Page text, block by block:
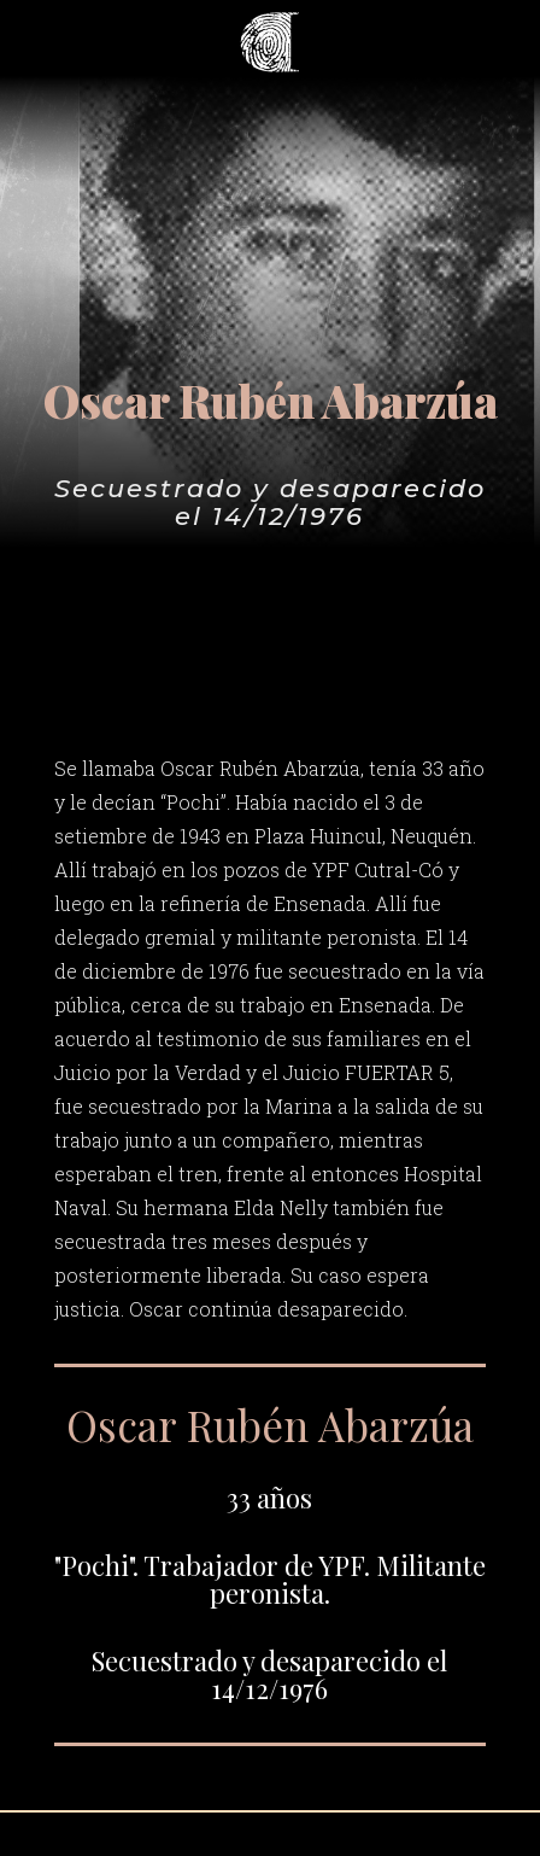
Oscar Rubén Abarzúa
Secuestrado y desaparecido
el 14/12/1976
Se llamaba Oscar Rubén Abarzúa, tenía 33 año
y le decían “Pochi”. Había nacido el 3 de
setiembre de 1943 en Plaza Huincul, Neuquén.
Allí trabajó en los pozos de YPF Cutral-Có y
luego en la refinería de Ensenada. Allí fue
delegado gremial y militante peronista. El 14
de diciembre de 1976 fue secuestrado en la vía
pública, cerca de su trabajo en Ensenada. De
acuerdo al testimonio de sus familiares en el
Juicio por la Verdad y el Juicio FUERTAR 5,
fue secuestrado por la Marina a la salida de su
trabajo junto a un compañero, mientras
esperaban el tren, frente al entonces Hospital
Naval. Su hermana Elda Nelly también fue
secuestrada tres meses después y
posteriormente liberada. Su caso espera
justicia. Oscar continúa desaparecido.
Oscar Rubén Abarzúa
33 años
"Pochi". Trabajador de YPF. Militante
peronista.
Secuestrado y desaparecido el
14/12/1976